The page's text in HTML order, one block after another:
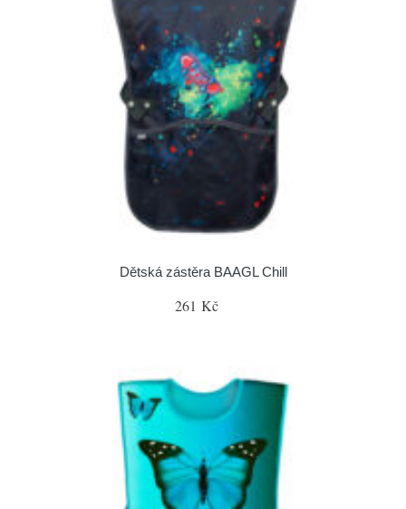
Dětská zástěra BAAGL Chill
261 Kč